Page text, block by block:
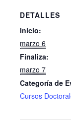
DETALLES
Inicio:
marzo 6
Finaliza:
marzo 7
Categoría de
Cursos